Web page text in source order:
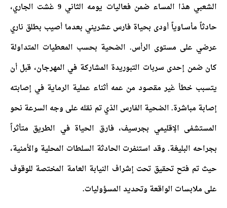
الشعبي هذا المساء ضمن فعاليات يومه الثاني 9 غشت الجاري،
حادثاً مأسـاوياً أودى بحياة فارس عشريني بعدما أصيب بطلق ناري
عرضي على مستوى الرأس. الضحية بحسب المعطيات المتداولة
كان ضمن إحدى سربات التبوريدة المشاركة في المهرجان، قبل أن
يتسبب خطأ غير مقصود من عمه أثناء عملية الرماية في إصابته
إصابة مباشرة. الضحية الفارس الذي تم نقله على وجه السرعة نحو
المستشفى الإقليمي بجرسيف، فارق الحياة في الطريق متأثراً
بجراحه البليغة. وقد استنفرت الحادثة السلطات المحلية والأمنية،
حيث تم فتح تحقيق تحت إشراف النيابة العامة المختصة للوقوف
على ملابسات الواقعة وتحديد المسؤوليات.